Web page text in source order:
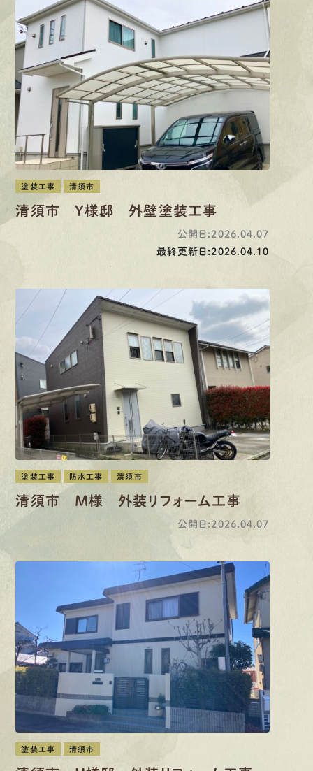
塗装工事 清須市
清須市 Y様邸 外壁塗装工事
公開日:2026.04.07
最終更新日:2026.04.10
塗装工事 防水工事 清須市
清須市 M様 外装リフォーム工事
公開日:2026.04.07
塗装工事 清須市